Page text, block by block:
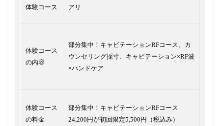
体験コース アリ
体験コース
の内容
部分集中！キャビテーションRFコース。カ
ウンセリング採寸、キャビテーション×RF波
×ハンドケア
体験コース
の料金
部分集中！キャビテーションRFコース
24,200円が初回限定5,500円（税込み）